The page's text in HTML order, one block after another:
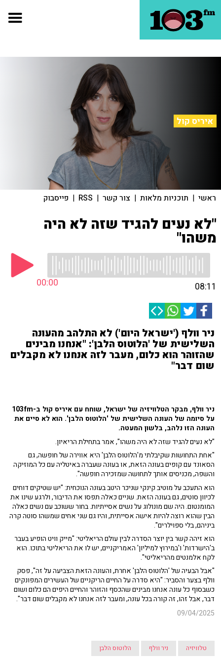
איריס קול
ראשי | תוכניות מלאות | צור קשר |
RSS
| פייסבוק
"לא נעים להגיד שזה לא היה
משהו"
00:00 08:11
ניר וולף ('ישראל היום') לא התלהב מהעונה
השלישית של 'הלוטוס הלבן': "אנחנו מבינים
שהזוהר הוא כלום, מעבר לזה אנחנו לא מקבלים
שום דבר"
ניר וולף, מבקר הטלוויזיה של ישראל, שוחח עם איריס קול ב-103fm
על סיומה של העונה השלישית של 'הלוטוס הלבן'. הוא לא סיים את
העונה הזו נלהב, בלשון המעטה.
"לא נעים להגיד שזה לא היה משהו", אמר בתחילת הריאיון.
"אחת התחושות שקיבלתי מ'הלוטוס הלבן' היא אווירה של חופשה, גם
הסאונד עם קופים בעונה הזאת, או בעונה שעברה באיטליה עם כל המוזיקה
והשפה, מכניסים אותך לתחושה שמזכירה חופשה".
הוא התעכב על מוטיב קינקי שניכר היטב בעונה הנוכחית: "יש שטיקים דוחים
לכיוון סוטים, גם בעונה הזאת. שניים כאלה תפסו את הדיבור, ולרגע שינו את
המומנטום. היה שם מונולוג על נשים אסייתיות. בחור ששוכב עם נשים כאלה
הבין שהוא רוצה להיות אישה אסייתית, והיו גם שני אחים שמשהו סוטה קרה
ביניהם, בלי ספוילרים".
הוא זיהה קשר בין יוצר הסדרה לבין עולם הריאליטי: "מייק וויט הופיע בעבר
ב'הישרדות' ו'במירוץ למיליון' האמריקניים, יש לו את הריאליטי בתוכו. הוא
לקח אלמנטים מהריאליטי".
"אבל הבעיה של 'הלוטוס הלבן' אחרת, והעונה הזאת הצביעה על זה", פסק
וולף בצער והסביר: "היא סדרה על החיים הריקניים של העשירים המפונקים
כשבסוף כל עונה אנחנו מבינים שהכסף והזוהר והחיים היפים הם כלום ושום
דבר, אבל זהו, זה קורה בכל עונה, ומעבר לזה אנחנו לא מקבלים שום דבר".
09/04/2025
טלוויזיה ניר וולף הלוטוס הלבן